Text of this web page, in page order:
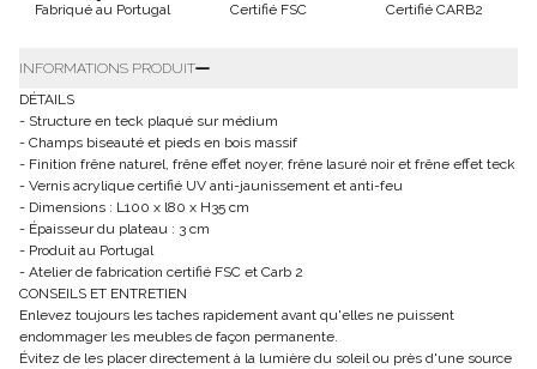
Fabriqué au Portugal Certifié FSC Certifié CARB2
INFORMATIONS PRODUIT
DÉTAILS
- Structure en teck plaqué sur médium
- Champs biseauté et pieds en bois massif
- Finition frêne naturel, frêne effet noyer, frêne lasuré noir et frêne effet teck
- Vernis acrylique certifié UV anti-jaunissement et anti-feu
- Dimensions : L100 x l80 x H35 cm
- Épaisseur du plateau : 3 cm
- Produit au Portugal
- Atelier de fabrication certifié FSC et Carb 2
CONSEILS ET ENTRETIEN
Enlevez toujours les taches rapidement avant qu'elles ne puissent
endommager les meubles de façon permanente.
Évitez de les placer directement à la lumière du soleil ou près d'une source